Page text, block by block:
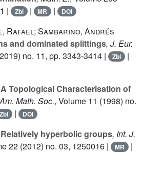
|
Zbl | MR | DOI
Rafael; Sambarino, Andrés
and dominated splittings, J. Eur.
no. 11, pp. 3343-3414 | Zbl |
A Topological Characterisation of
Math. Soc., Volume 11 (1998) no.
Zbl | DOI
Relatively hyperbolic groups, Int. J.
22 (2012) no. 03, 1250016 | MR |